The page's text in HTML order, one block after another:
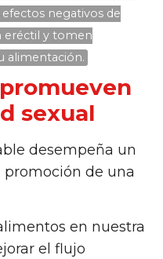
negativos de
eréctil y tomen
alimentación.
sexual
desempeña un
de una
en nuestra
el flujo